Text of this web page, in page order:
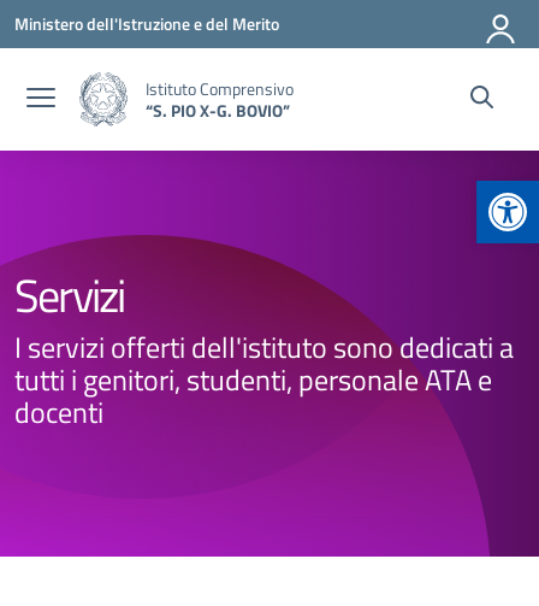
Vai ai contenuti
Vai al menu di navigazione
Vai al footer
Ministero dell'Istruzione e del Merito
Istituto Comprensivo
“S. PIO X-G. BOVIO”
Servizi
I servizi offerti dell'istituto sono dedicati a
tutti i genitori, studenti, personale ATA e
docenti